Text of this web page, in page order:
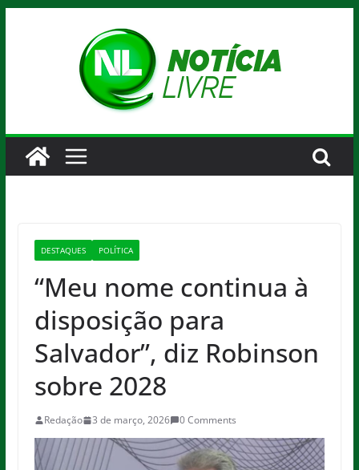
DESTAQUES POLÍTICA
“Meu nome continua à
disposição para
Salvador”, diz Robinson
sobre 2028
Redação 3 de março, 2026 0 Comments